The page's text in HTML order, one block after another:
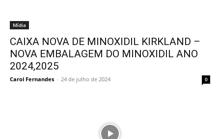
Mídia
CAIXA NOVA DE MINOXIDIL KIRKLAND –
NOVA EMBALAGEM DO MINOXIDIL ANO
2024,2025
Carol Fernandes - 24 de julho de 2024 0